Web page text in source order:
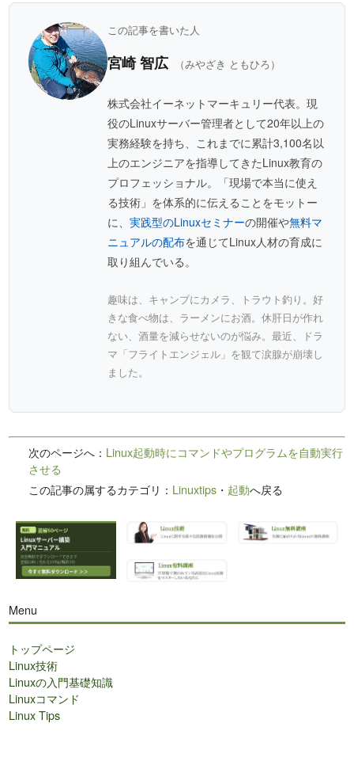
この記事を書いた人
宮崎 智広 （みやざき ともひろ）
株式会社イーネットマーキュリー代表。現
役のLinuxサーバー管理者として20年以上の
実務経験を持ち、これまでに累計3,100名以
上のエンジニアを指導してきたLinux教育の
プロフェッショナル。「現場で本当に使え
る技術」を体系的に伝えることをモットー
に、実践型のLinuxセミナーの開催や無料マ
ニュアルの配布を通じてLinux人材の育成に
取り組んでいる。
趣味は、キャンプにカメラ、トラウト釣り。好
きな食べ物は、ラーメンにお酒。休肝日が作れ
ない、酒量を減らせないのが悩み。最近、ドラ
マ「フライトエンジェル」を観て涙腺が崩壊し
ました。
次のページへ： Linux起動時にコマンドやプログラムを自動実行
させる
この記事の属するカテゴリ： Linuxtips ・ 起動へ戻る
Menu
トップページ
Linux技術
Linuxの入門基礎知識
Linuxコマンド
Linux Tips